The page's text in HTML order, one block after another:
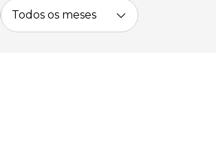
Todos os meses